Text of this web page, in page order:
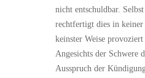
nicht entschuldbar.
rechtfertigt dies in keiner
keinster Weise
Angesichts der Schwere
Ausspruch der